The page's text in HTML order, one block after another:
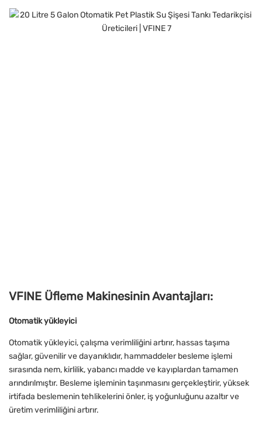
VFINE Üfleme Makinesinin Avantajları:
Otomatik yükleyici
Otomatik yükleyici, çalışma verimliliğini artırır, hassas taşıma
sağlar, güvenilir ve dayanıklıdır, hammaddeler besleme işlemi
sırasında nem, kirlilik, yabancı madde ve kayıplardan tamamen
arındırılmıştır. Besleme işleminin taşınmasını gerçekleştirir, yüksek
irtifada beslemenin tehlikelerini önler, iş yoğunluğunu azaltır ve
üretim verimliliğini artırır.